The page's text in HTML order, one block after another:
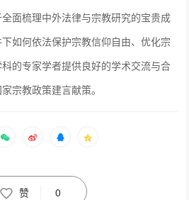
面梳理中外法律与宗教研究的宝贵成
如何依法保护宗教信仰自由、优化宗
的专家学者提供良好的学术交流与合
宗教政策建言献策。
赞 0